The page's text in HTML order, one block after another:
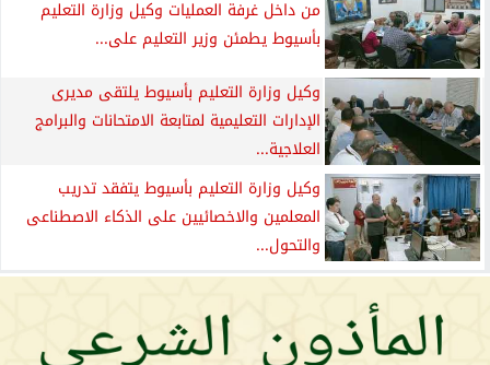
من داخل غرفة العمليات وكيل وزارة التعليم
بأسيوط يطمئن وزير التعليم على...
وكيل وزارة التعليم بأسيوط يلتقى مديرى
الإدارات التعليمية لمتابعة الامتحانات والبرامج
العلاجية...
وكيل وزارة التعليم بأسيوط يتفقد تدريب
المعلمين والاخصائيين على الذكاء الاصطناعى
والتحول...